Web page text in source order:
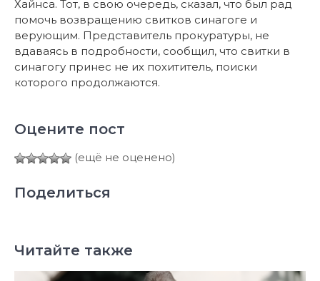
Хайнса. Тот, в свою очередь, сказал, что был рад
помочь возвращению свитков синагоге и
верующим. Представитель прокуратуры, не
вдаваясь в подробности, сообщил, что свитки в
синагогу принес не их похититель, поиски
которого продолжаются.
Оцените пост
(ещё не оценено)
Поделиться
Читайте также